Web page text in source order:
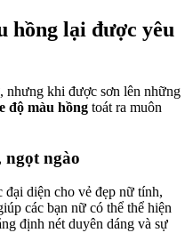
hồng lại được yêu
nhưng khi được sơn lên những
độ màu hồng toát ra muôn
ngọt ngào
diện cho vẻ đẹp nữ tính,
các bạn nữ có thể thể hiện
định nét duyên dáng và sự